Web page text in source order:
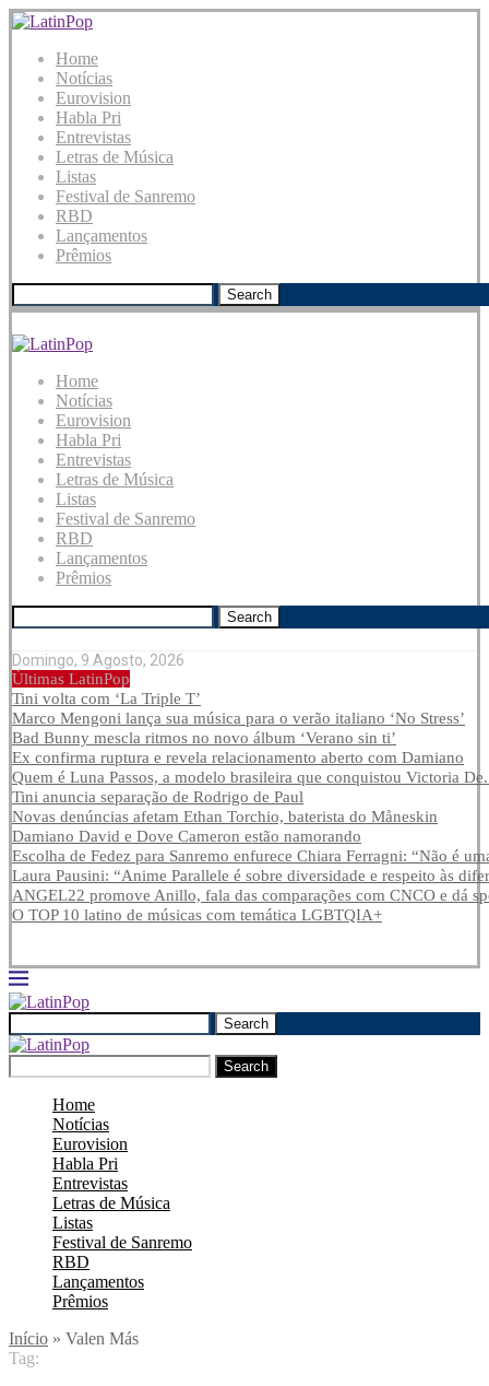
Home
Notícias
Eurovision
Habla Pri
Entrevistas
Letras de Música
Listas
Festival de Sanremo
RBD
Lançamentos
Prêmios
Search
Home
Notícias
Eurovision
Habla Pri
Entrevistas
Letras de Música
Listas
Festival de Sanremo
RBD
Lançamentos
Prêmios
Search
Domingo, 9 Agosto, 2026
Últimas LatinPop
Tini volta com ‘La Triple T’
Marco Mengoni lança sua música para o verão italiano ‘No Stress’
Bad Bunny mescla ritmos no novo álbum ‘Verano sin ti’
Ex confirma ruptura e revela relacionamento aberto com Damiano
Quem é Luna Passos, a modelo brasileira que conquistou Victoria
Tini anuncia separação de Rodrigo de Paul
Novas denúncias afetam Ethan Torchio, baterista do Måneskin
Damiano David e Dove Cameron estão namorando
Escolha de Fedez para Sanremo enfurece Chiara Ferragni: “Não é
Laura Pausini: “Anime Parallele é sobre diversidade e respeito às
ANGEL22 promove Anillo, fala das comparações com CNCO e dá
O TOP 10 latino de músicas com temática LGBTQIA+
Search
Search
Home
Notícias
Eurovision
Habla Pri
Entrevistas
Letras de Música
Listas
Festival de Sanremo
RBD
Lançamentos
Prêmios
Início » Valen Más
Tag: